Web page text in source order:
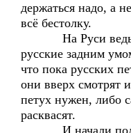
держаться надо, а
всё бестолку.
На Руси ведь
русские задним
что пока русских
они вверх смотрят
петух нужен, либо
расквасят.
И начали